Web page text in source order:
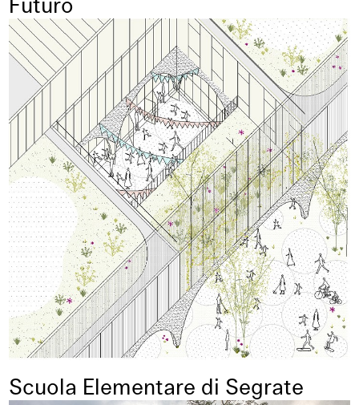
Scuola Elementare di Segrate